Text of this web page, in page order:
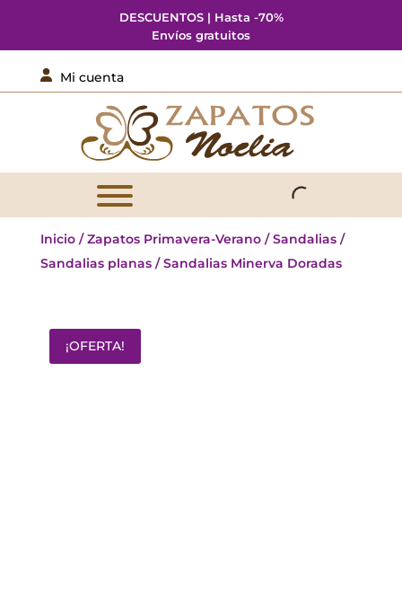
DESCUENTOS | Hasta -70%
Envíos gratuitos
 Mi cuenta
Inicio/Zapatos Primavera-Verano/Sandalias/
Sandalias planas/ Sandalias Minerva Doradas
¡OFERTA!